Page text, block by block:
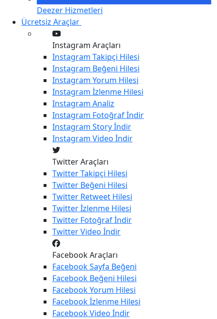
Deezer Hizmetleri
Ücretsiz Araçlar
Instagram Araçları
Instagram Takipçi Hilesi
Instagram Beğeni Hilesi
Instagram Yorum Hilesi
Instagram İzlenme Hilesi
Instagram Analiz
Instagram Fotoğraf İndir
Instagram Story İndir
Instagram Video İndir
Twitter Araçları
TwitterTakipçi Hilesi
Twitter Beğeni Hilesi
Twitter Retweet Hilesi
Twitterİzlenme Hilesi
Twitter Fotoğraf İndir
TwitterVideo İndir
Facebook Araçları
FacebookSayfa Beğeni
Facebook Beğeni Hilesi
FacebookYorum Hilesi
Facebookİzlenme Hilesi
FacebookVideo İndir